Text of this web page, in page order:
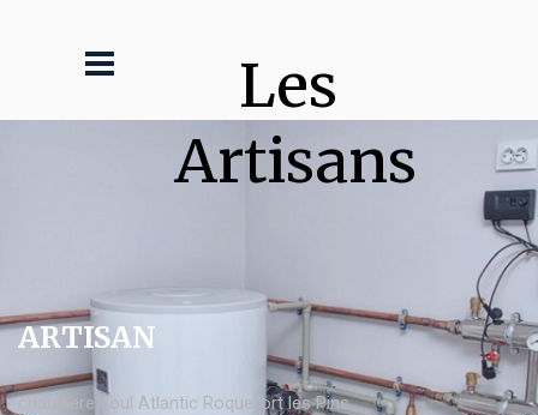
Les
Artisans
ARTISAN
chaudière fioul Atlantic Roquefort les Pins